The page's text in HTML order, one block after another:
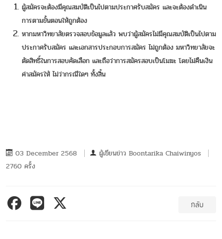
ผู้สมัครจะต้องมีคุณสมบัติเป็นไปตามประกาศรับสมัคร และจะต้องดำเนิน
การตามขั้นตอนให้ถูกต้อง
หากมหาวิทยาลัยตรวจสอบข้อมูลแล้ว พบว่าผู้สมัครไม่มีคุณสมบัติเป็นไปตาม
ประกาศรับสมัคร และเอกสารประกอบการสมัคร ไม่ถูกต้อง มหาวิทยาลัยจะ
ตัดสิทธิ์ในการสอบคัดเลือก และถือว่าการสมัครสอบเป็นโมฆะ โดยไม่คืนเงิน
ค่าสมัครให้ ไม่ว่ากรณีใดๆ ทั้งสิ้น
03 December 2568 ผู้เขียนข่าว Boontarika Chaiwinyos
2760 ครั้ง
กลับ